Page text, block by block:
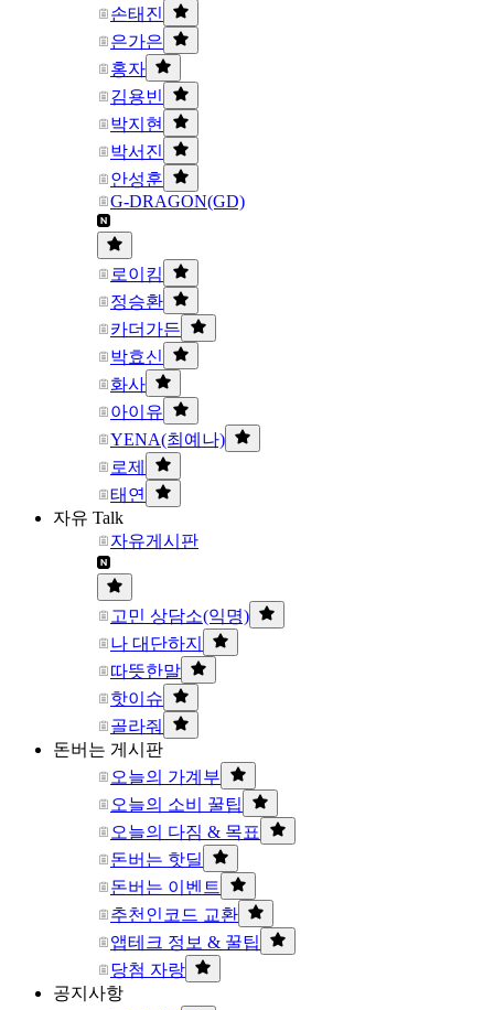
손태진
은가은
홍자
김용빈
박지현
박서진
안성훈
G-DRAGON(GD)
로이킴
정승환
카더가든
박효신
화사
아이유
YENA(최예나)
로제
태연
자유 Talk
자유게시판
고민 상담소(익명)
나 대단하지
따뜻한말
핫이슈
골라줘
돈버는 게시판
오늘의 가계부
오늘의 소비 꿀팁
오늘의 다짐 & 목표
돈버는 핫딜
돈버는 이벤트
추천인코드 교환
앱테크 정보 & 꿀팁
당첨 자랑
공지사항